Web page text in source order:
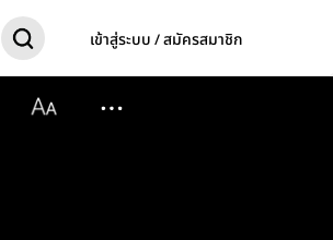
เข้าสู่ระบบ / สมัครสมาชิก